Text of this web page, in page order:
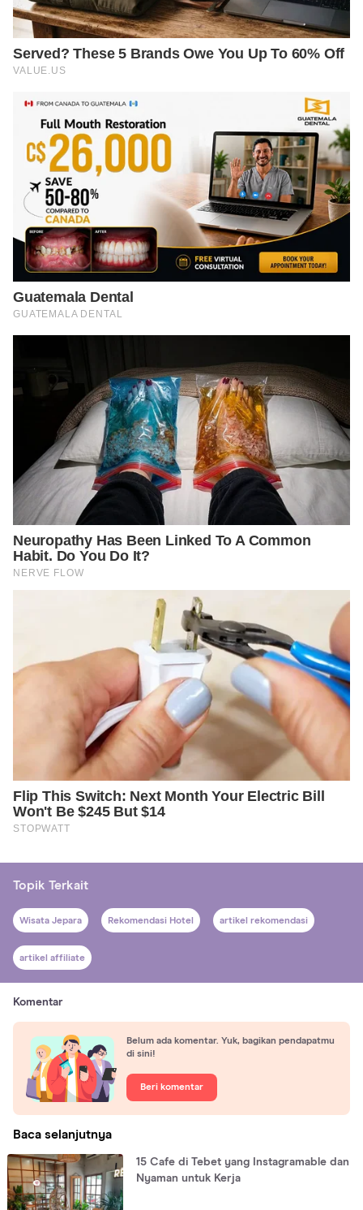
Topik Terkait
Wisata Jepara Rekomendasi Hotel artikel rekomendasi
artikel affiliate
Komentar
Belum ada komentar. Yuk, bagikan pendapatmu
di sini!
Beri komentar
Baca selanjutnya
15 Cafe di Tebet yang Instagramable dan
Nyaman untuk Kerja